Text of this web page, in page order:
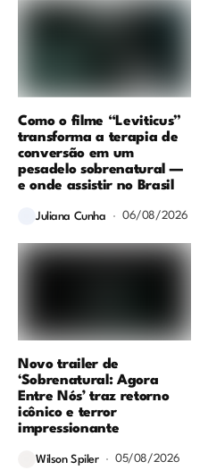
Como o filme “Leviticus”
transforma a terapia de
conversão em um
pesadelo sobrenatural —
e onde assistir no Brasil
Juliana Cunha 06/08/2026
Novo trailer de
‘Sobrenatural: Agora
Entre Nós’ traz retorno
icônico e terror
impressionante
Wilson Spiler 05/08/2026